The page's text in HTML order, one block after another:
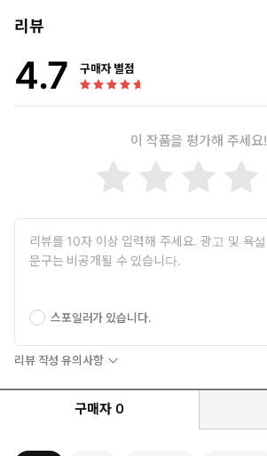
리뷰
4.7 구매자 별점
이 작품을 평가해 주세요!
스포일러가 있습니다.
리뷰 작성 유의사항
구매자 0